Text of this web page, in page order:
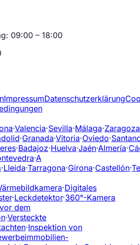
09:00 – 18:00
ImpressumDatenschutzerklärung
·Valencia·Sevilla·Málaga·Zaragoza
·Granada·Vitoria·Oviedo·
·Badajoz·Huelva·Jaén·Almería·
·A
·Lleida·Tarragona·Girona·Castellón·
·Digitales
·Leckdetektor·360°-Kamera
dem
·Versteckte
·Inspektion von